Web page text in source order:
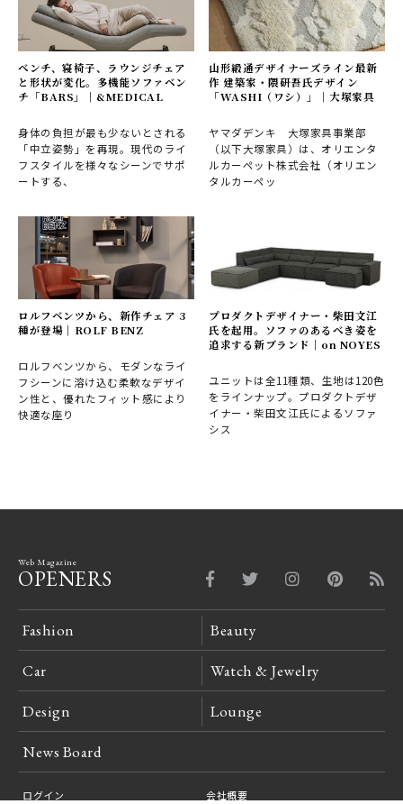
ベンチ、寝椅子、ラウンジチェア
と形状が変化。多機能ソファベン
チ「BARS」｜&MEDICAL
身体の負担が最も少ないとされる
「中立姿勢」を再現。現代のライ
フスタイルを様々なシーンでサポ
ートする、
山形緞通デザイナーズライン最新
作 建築家・隈研吾氏デザイン
「WASHI（ワシ）」｜大塚家具
ヤマダデンキ 大塚家具事業部
（以下大塚家具）は、オリエンタ
ルカーペット株式会社（オリエン
タルカーペッ
ロルフベンツから、新作チェア 3
種が登場｜ROLF BENZ
ロルフベンツから、モダンなライ
フシーンに溶け込む柔軟なデザイ
ン性と、優れたフィット感により
快適な座り
プロダクトデザイナー・柴田文江
氏を起用。ソファのあるべき姿を
追求する新ブランド｜on NOYES
ユニットは全11種類、生地は120色
をラインナップ。プロダクトデザ
イナー・柴田文江氏によるソファ
シス
Web Magazine
OPENERS
Fashion Beauty
Car Watch & Jewelry
Design Lounge
News Board
ログイン 会社概要